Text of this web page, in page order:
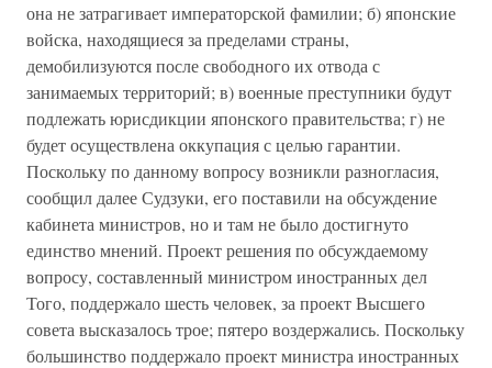
она не затрагивает императорской фамилии; б) японские
войска, находящиеся за пределами страны,
демобилизуются после свободного их отвода с
занимаемых территорий; в) военные преступники будут
подлежать юрисдикции японского правительства; г) не
будет осуществлена оккупация с целью гарантии.
Поскольку по данному вопросу возникли разногласия,
сообщил далее Судзуки, его поставили на обсуждение
кабинета министров, но и там не было достигнуто
единство мнений. Проект решения по обсуждаемому
вопросу, составленный министром иностранных дел
Того, поддержало шесть человек, за проект Высшего
совета высказалось трое; пятеро воздержались. Поскольку
большинство поддержало проект министра иностранных